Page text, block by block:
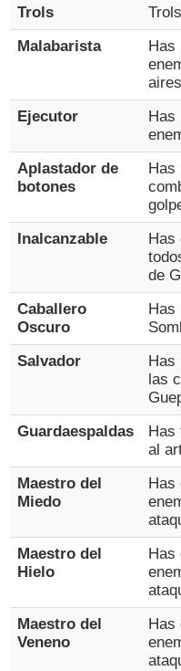
Trols
Trols
Malabarista
Has
aires
Ejecutor
Has
Aplastador de
botones
Has
Inalcanzable
Has
de
Caballero
Oscuro
Has
Salvador
Has
las
Guardaespaldas
Has
al
Maestro del
Miedo
Has
Maestro del
Hielo
Has
Maestro del
Veneno
Has